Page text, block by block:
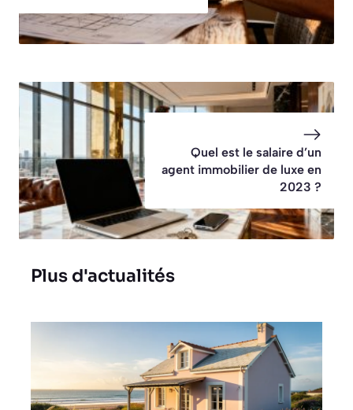
Quel est le salaire d’un
agent immobilier de luxe en
2023 ?
Plus d'actualités